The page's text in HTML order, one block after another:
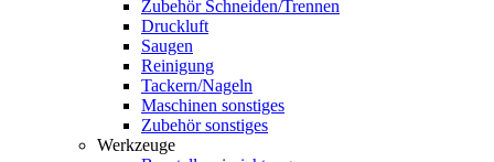
Zubehör Schneiden/Trennen
Druckluft
Saugen
Reinigung
Tackern/Nageln
Maschinen sonstiges
Zubehör sonstiges
Werkzeuge